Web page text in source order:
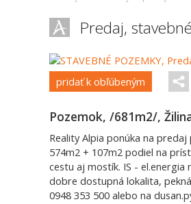
Predaj,
pridať k obľúbeným
Pozemok, /681m2/,
Reality Alpia ponúka na
574m2 + 107m2 podiel na
cestu aj mostík. IS - el.energia
dobre dostupná lokalita,
0948 353 500 alebo na